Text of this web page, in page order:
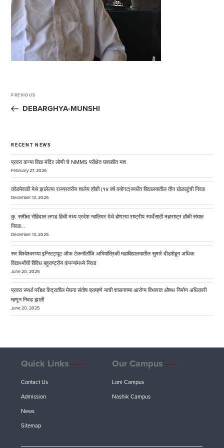
navigation
Previous
Post
PREVIOUS
DEBARGHYA-MUNSHI
RECENT NEWS
प्रवरा कन्या विद्या मंदिर लोणी चे NMMS परीक्षेत घवघवीत यश
February 27, 2026
कोळपेवाडी येथे झालेल्या राज्यस्तरीय शालेय हॉकी (१४ वर्ष वयोगट)स्पर्धेत विद्यालयातील तीन खेळाडूंची निवड
December 13, 2025
कु. समीक्षा रोहिदास लगड हिची मध्य प्रदेश ग्वालियर येथे होणाऱ्या राष्ट्रीय स्पर्धेसाठी महाराष्ट्र हॉकी संघात
निवड…
December 13, 2025
सर विश्वेश्वरय्या इन्स्टिट्यूट ऑफ टेकनॉलॉजि अभियांत्रिकी महाविद्यालयातील सुमारे दीडशेहून अधिक
विद्यार्थ्यांची विविध बहुराष्ट्रीय कंपन्यांमध्ये निवड
June 20, 2025
प्रवरा स्पर्धा परीक्षा केंद्रातील मेघना संतोष ब्राम्हणे याची शासनाच्या आरोग्य विभागात औषध निर्माण अधिकारी
म्हणून निवड झाली
June 20, 2025
Quick Links
Contact Us
Admission
News
Sitemap
Our Campus
Loni Campus
Nashik Campus